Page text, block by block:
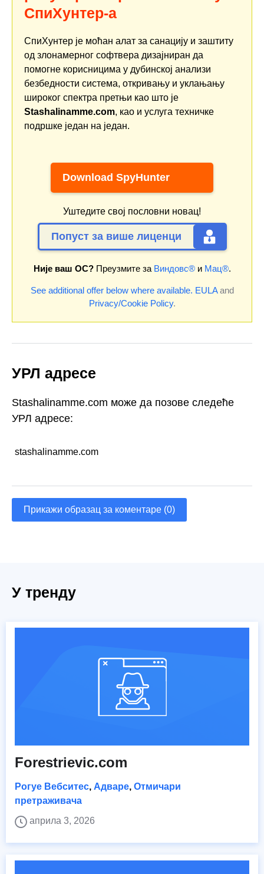
СпиХунтер-а
СпиХунтер је моћан алат за санацију и заштиту
од злонамерног софтвера дизајниран да
помогне корисницима у дубинској анализи
безбедности система, откривању и уклањању
широког спектра претњи као што је
Stashalinamme.com, као и услуга техничке
подршке један на један.
Download SpyHunter
Уштедите свој пословни новац!
Попуст за више лиценци
Није ваш ОС?Преузмите за Виндовс®и Мац®.
See additional offer below where available. EULAand
Privacy/Cookie Policy.
УРЛ адресе
Stashalinamme.com може да позове следеће
УРЛ адресе:
stashalinamme.com
Прикажи образац за коментаре (0)
У тренду
Forestrievic.com
Рогуе Вебситес, Адваре, Отмичари
претраживача
априла 3, 2026